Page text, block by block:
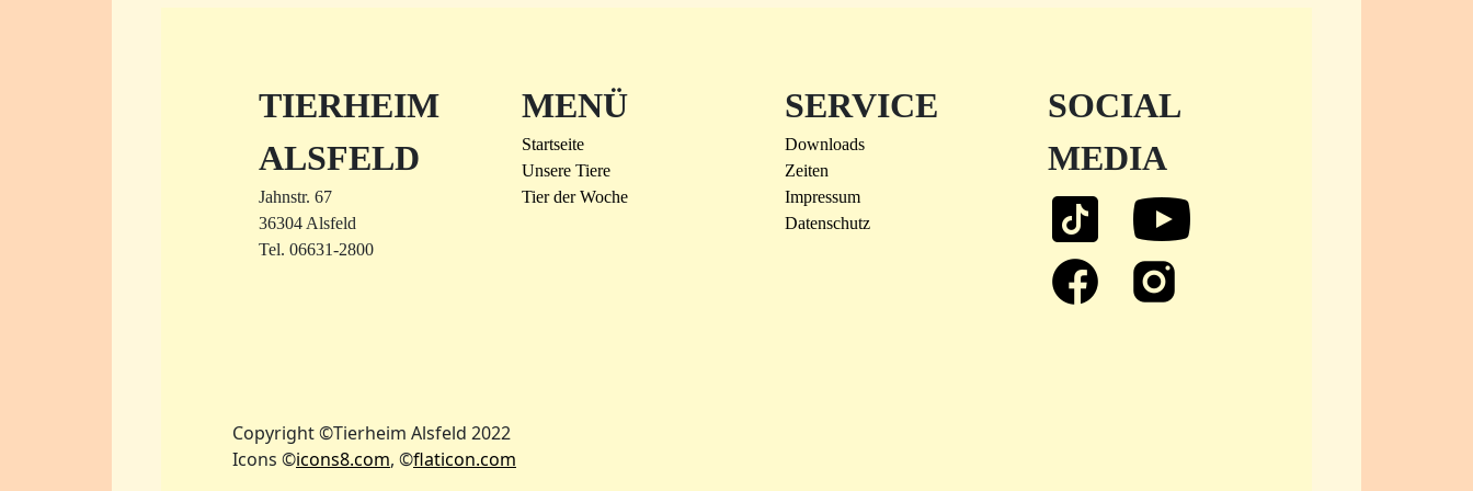
TIERHEIM
ALSFELD
Jahnstr. 67
36304 Alsfeld
Tel. 06631-2800
MENÜ
Startseite
Unsere Tiere
Tier der Woche
SERVICE
Downloads
Zeiten
Impressum
Datenschutz
SOCIAL
MEDIA
Copyright ©Tierheim Alsfeld 2022
Icons ©icons8.com, ©flaticon.com